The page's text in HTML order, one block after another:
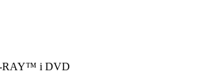
RAY™ i DVD